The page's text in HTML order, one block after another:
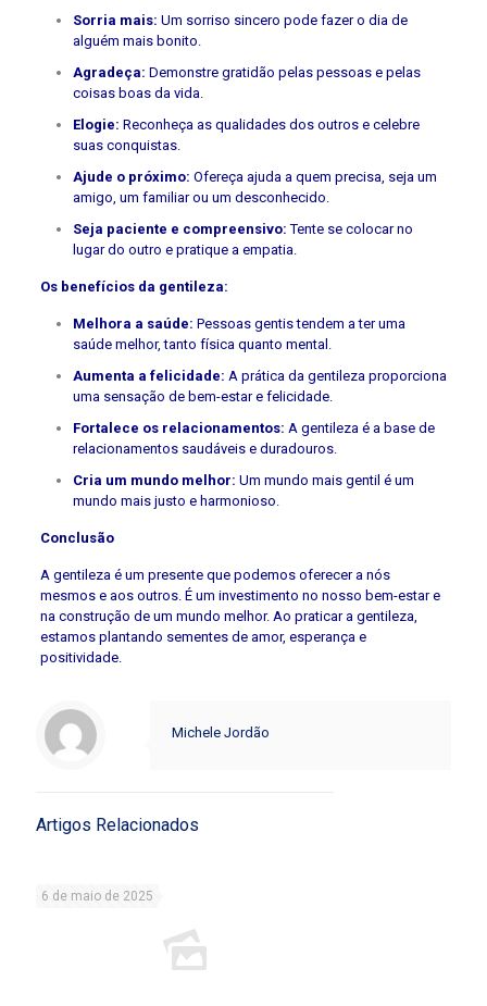
Sorria mais: Um sorriso sincero pode fazer o dia de
alguém mais bonito.
Agradeça: Demonstre gratidão pelas pessoas e pelas
coisas boas da vida.
Elogie: Reconheça as qualidades dos outros e celebre
suas conquistas.
Ajude o próximo: Ofereça ajuda a quem precisa, seja um
amigo, um familiar ou um desconhecido.
Seja paciente e compreensivo: Tente se colocar no
lugar do outro e pratique a empatia.
Os benefícios da gentileza:
Melhora a saúde: Pessoas gentis tendem a ter uma
saúde melhor, tanto física quanto mental.
Aumenta a felicidade: A prática da gentileza proporciona
uma sensação de bem-estar e felicidade.
Fortalece os relacionamentos: A gentileza é a base de
relacionamentos saudáveis e duradouros.
Cria um mundo melhor: Um mundo mais gentil é um
mundo mais justo e harmonioso.
Conclusão
A gentileza é um presente que podemos oferecer a nós
mesmos e aos outros. É um investimento no nosso bem-estar e
na construção de um mundo melhor. Ao praticar a gentileza,
estamos plantando sementes de amor, esperança e
positividade.
Michele Jordão
Artigos Relacionados
6 de maio de 2025